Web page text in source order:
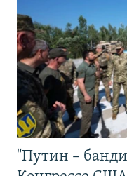
"Путин –